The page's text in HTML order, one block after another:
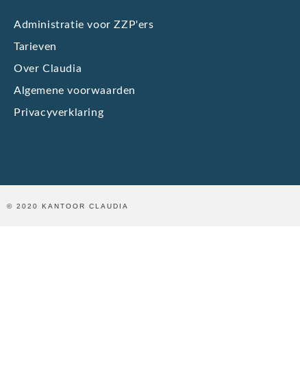
Administratie voor ZZP'ers
Tarieven
Over Claudia
Algemene voorwaarden
Privacyverklaring
© 2020 KANTOOR CLAUDIA